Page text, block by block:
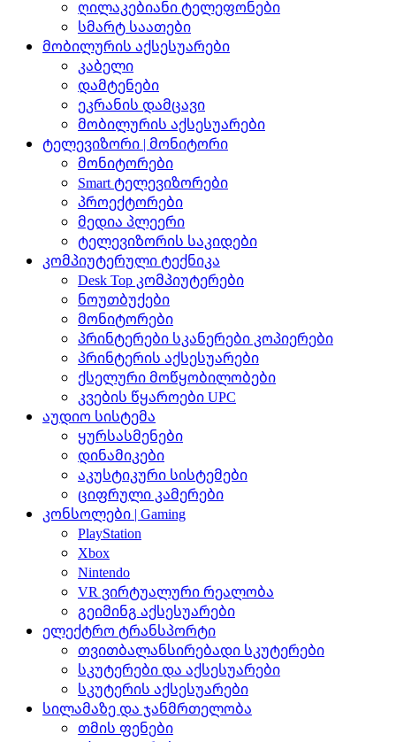
ღილაკებიანი ტელეფონები
სმარტ საათები
მობილურის აქსესუარები
კაბელი
დამტენები
ეკრანის დამცავი
მობილურის აქსესუარები
ტელევიზორი | მონიტორი
მონიტორები
Smart ტელევიზორები
პროექტორები
მედია პლეერი
ტელევიზორის საკიდები
კომპიუტერული ტექნიკა
Desk Top კომპიუტერები
ნოუთბუქები
მონიტორები
პრინტერები სკანერები კოპიერები
პრინტერის აქსესუარები
ქსელური მოწყობილობები
კვების წყაროები UPC
აუდიო სისტემა
ყურსასმენები
დინამიკები
აკუსტიკური სისტემები
ციფრული კამერები
კონსოლები | Gaming
PlayStation
Xbox
Nintendo
VR ვირტუალური რეალობა
გეიმინგ აქსესუარები
ელექტრო ტრანსპორტი
თვითბალანსირებადი სკუტერები
სკუტერები და აქსესუარები
სკუტერის აქსესუარები
სილამაზე და ჯანმრთელობა
თმის ფენები